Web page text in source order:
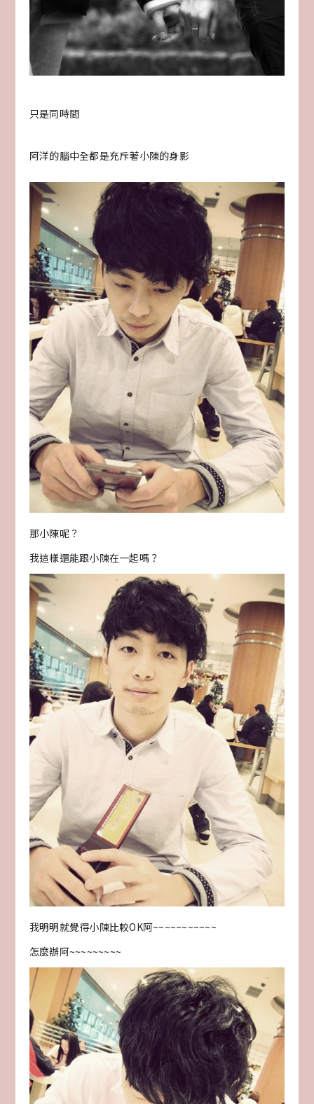
只是同時間
阿洋的腦中全都是充斥著小陳的身影
那小陳呢？
我這樣還能跟小陳在一起嗎？
我明明就覺得小陳比較OK阿~~~~~~~~~~~
怎麼辦阿~~~~~~~~~